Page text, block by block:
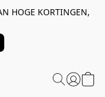
HOGE KORTINGEN,